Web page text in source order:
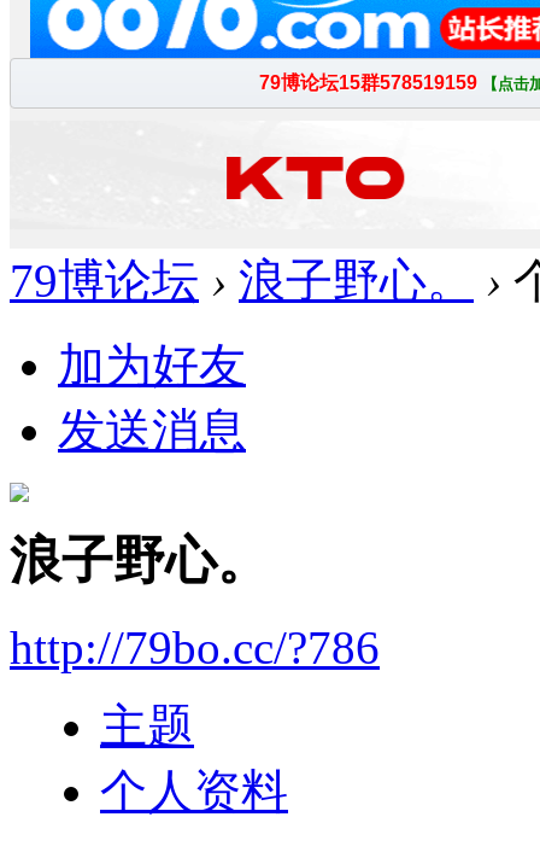
79博论坛 › 浪子野心。 ›
加为好友
发送消息
浪子野心。
http://79bo.cc/?786
主题
个人资料